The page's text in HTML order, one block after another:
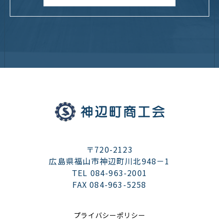
〒720-2123
広島県福山市神辺町川北948－1
TEL 084-963-2001
FAX 084-963-5258
プライバシーポリシー